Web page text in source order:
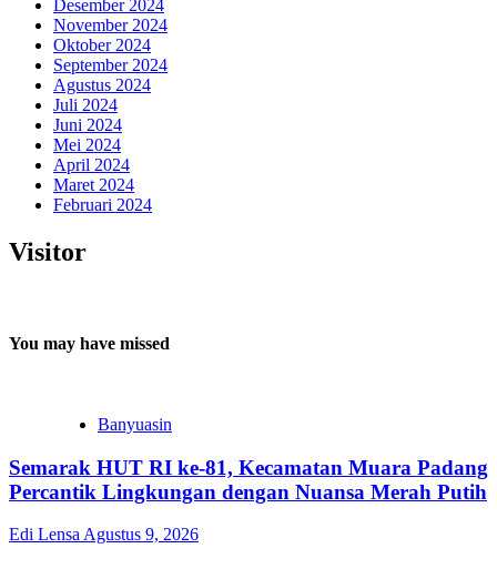
Desember 2024
November 2024
Oktober 2024
September 2024
Agustus 2024
Juli 2024
Juni 2024
Mei 2024
April 2024
Maret 2024
Februari 2024
Visitor
You may have missed
Banyuasin
Semarak HUT RI ke-81, Kecamatan Muara Padang
Percantik Lingkungan dengan Nuansa Merah Putih
Edi Lensa Agustus 9, 2026